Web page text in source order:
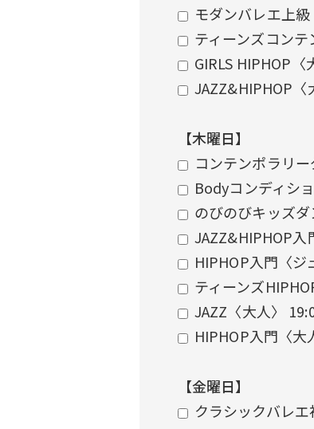
モダンバレエ上級
ティーンズコンテ
GIRLS HIPHOP〈
JAZZ&HIPHOP〈
【木曜日】
コンテンポラリ
Bodyコンディシ
のびのびキッズダ
JAZZ&HIPHOP入
HIPHOP入門〈ジ
ティーンズ
JAZZ〈大人〉
HIPHOP入門〈大
【金曜日】
クラシックバレエ